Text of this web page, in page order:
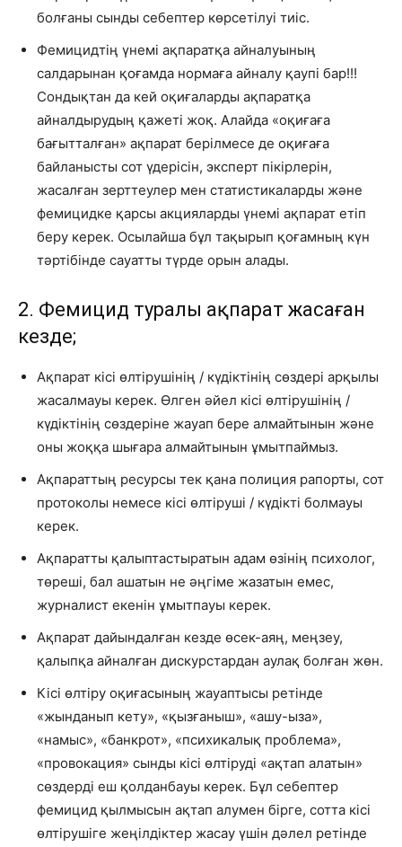
болғаны сынды себептер көрсетілуі тиіс.
Фемицидтің үнемі ақпаратқа айналуының
салдарынан қоғамда нормаға айналу қаупі бар!!!
Сондықтан да кей оқиғаларды ақпаратқа
айналдырудың қажеті жоқ. Алайда «оқиғаға
бағытталған» ақпарат берілмесе де оқиғаға
байланысты сот үдерісін, эксперт пікірлерін,
жасалған зерттеулер мен статистикаларды және
фемицидке қарсы акцияларды үнемі ақпарат етіп
беру керек. Осылайша бұл тақырып қоғамның күн
тәртібінде сауатты түрде орын алады.
2. Фемицид туралы ақпарат жасаған
кезде;
Ақпарат кісі өлтірушінің / күдіктінің сөздері арқылы
жасалмауы керек. Өлген әйел кісі өлтірушінің /
күдіктінің сөздеріне жауап бере алмайтынын және
оны жоққа шығара алмайтынын ұмытпаймыз.
Ақпараттың ресурсы тек қана полиция рапорты, сот
протоколы немесе кісі өлтіруші / күдікті болмауы
керек.
Ақпаратты қалыптастыратын адам өзінің психолог,
төреші, бал ашатын не әңгіме жазатын емес,
журналист екенін ұмытпауы керек.
Ақпарат дайындалған кезде өсек-аяң, меңзеу,
қалыпқа айналған дискурстардан аулақ болған жөн.
Кісі өлтіру оқиғасының жауаптысы ретінде
«жынданып кету», «қызғаныш», «ашу-ыза»,
«намыс», «банкрот», «психикалық проблема»,
«провокация» сынды кісі өлтіруді «ақтап алатын»
сөздерді еш қолданбауы керек. Бұл себептер
фемицид қылмысын ақтап алумен бірге, сотта кісі
өлтірушіге жеңілдіктер жасау үшін дәлел ретінде